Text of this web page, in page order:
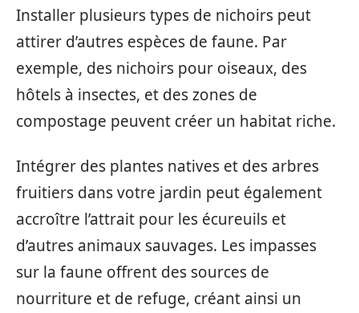
Installer plusieurs types de nichoirs peut
attirer d’autres espèces de faune. Par
exemple, des nichoirs pour oiseaux, des
hôtels à insectes, et des zones de
compostage peuvent créer un habitat riche.
Intégrer des plantes natives et des arbres
fruitiers dans votre jardin peut également
accroître l’attrait pour les écureuils et
d’autres animaux sauvages. Les impasses
sur la faune offrent des sources de
nourriture et de refuge, créant ainsi un